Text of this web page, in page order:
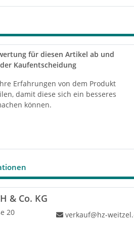
für diesen Artikel ab und
Kaufentscheidung
Erfahrungen von dem Produkt
damit diese sich ein besseres
können.
& Co. KG
20
verkauf@hz-